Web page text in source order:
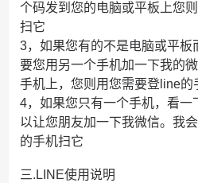
个码发到您的电脑或平板上您
扫它
3，如果您有的不是电脑或平板
要您用另一个手机加一下我的
手机上，您则用您需要登line的
4，如果您只有一个手机，看一
以让您朋友加一下我微信。我
的手机扫它
三.LINE使用说明